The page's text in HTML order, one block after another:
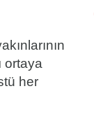
ortaya
her